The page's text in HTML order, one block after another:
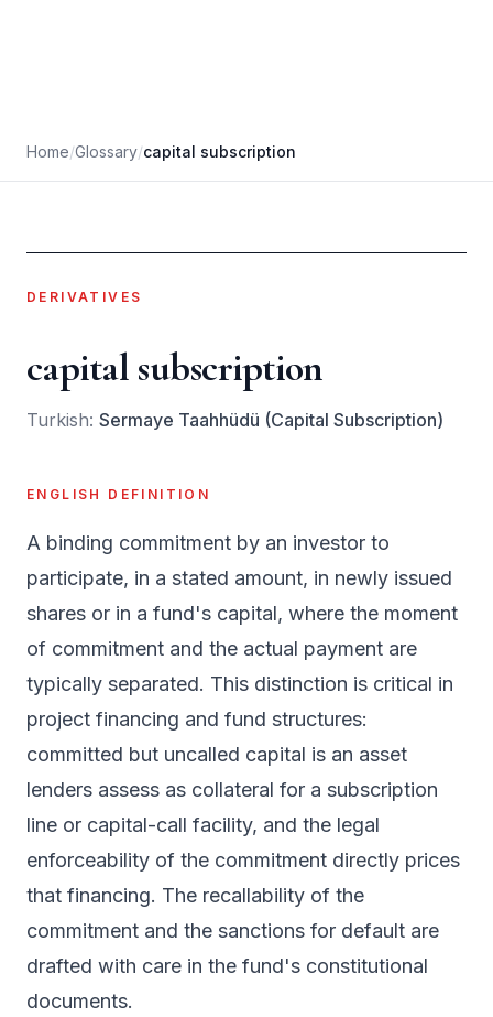
Home/Glossary/capital subscription
DERIVATIVES
capital subscription
Turkish: Sermaye Taahhüdü (Capital Subscription)
ENGLISH DEFINITION
A binding commitment by an investor to
participate, in a stated amount, in newly issued
shares or in a fund's capital, where the moment
of commitment and the actual payment are
typically separated. This distinction is critical in
project financing and fund structures:
committed but uncalled capital is an asset
lenders assess as collateral for a subscription
line or capital-call facility, and the legal
enforceability of the commitment directly prices
that financing. The recallability of the
commitment and the sanctions for default are
drafted with care in the fund's constitutional
documents.